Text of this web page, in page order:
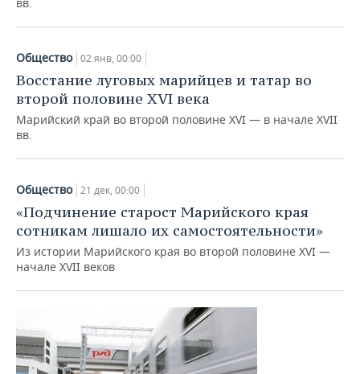
Общество 02 янв, 00:00
Восстание луговых марийцев и татар во
второй половине XVI века
Марийский край во второй половине XVI — в начале XVII
вв.
Общество 21 дек, 00:00
«Подчинение старост Марийского края
сотникам лишало их самостоятельности»
Из истории Марийского края во второй половине XVI —
начале XVII веков